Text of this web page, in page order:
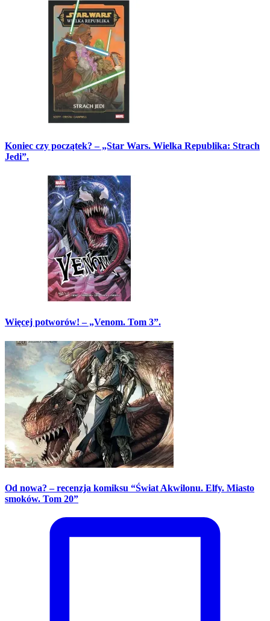
Koniec czy początek? – „Star Wars. Wielka Republika: Strach
Jedi”.
Więcej potworów! – „Venom. Tom 3”.
Od nowa? – recenzja komiksu “Świat Akwilonu. Elfy. Miasto
smoków. Tom 20”